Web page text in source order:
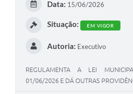
Data: 15/06/2026
Situação: EM VIGOR
Autoria: Executivo
REGULAMENTA A LEI
01/06/2026 E DÁ OUTRAS